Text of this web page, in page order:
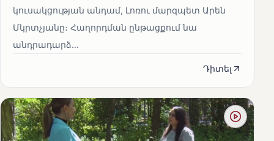
կուսակցության անդամ, Լոռու մարզպետ Արեն
Մկրտչյանը։ Հաղորդման ընթացքում նա
անդրադարձ...
Դիտել